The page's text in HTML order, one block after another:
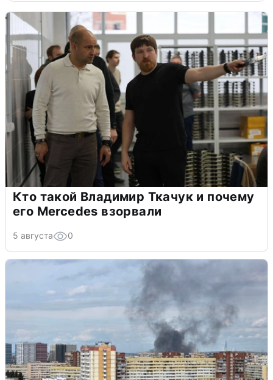
Кто такой Владимир Ткачук и почему
его Mercedes взорвали
5 августа 0